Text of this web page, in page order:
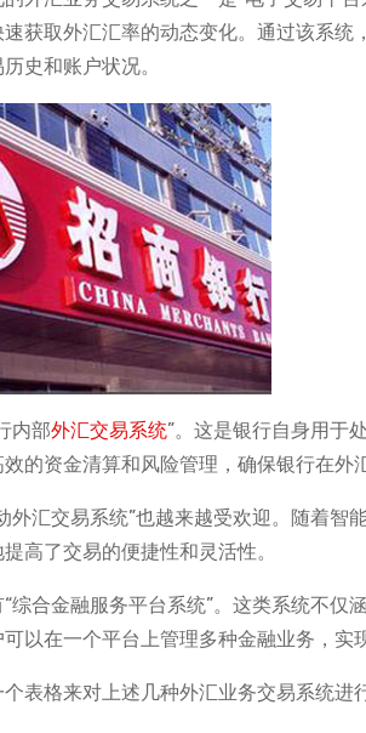
速获取外汇汇率的动态变化。通过该系
史和账户状况。
内部外汇交易系统”。这是银行自身用于
的资金清算和风险管理，确保银行在外
外汇交易系统”也越来越受欢迎。随着
高了交易的便捷性和灵活性。
“综合金融服务平台系统”。这类系统不
以在一个平台上管理多种金融业务，实
表格来对上述几种外汇业务交易系统进